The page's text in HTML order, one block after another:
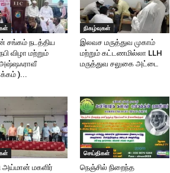
சங்கம் நடத்திய
விழா மற்றும்
)...
நிகழ்வுகள்
இலவச மருத்துவ முகாம்
மற்றும் கட்டணமில்லா LLH
மருத்துவ சலுகை அட்டை
அய்மான் மகளிர்
செய்திகள்
நெஞ்சில் நிறைந்த